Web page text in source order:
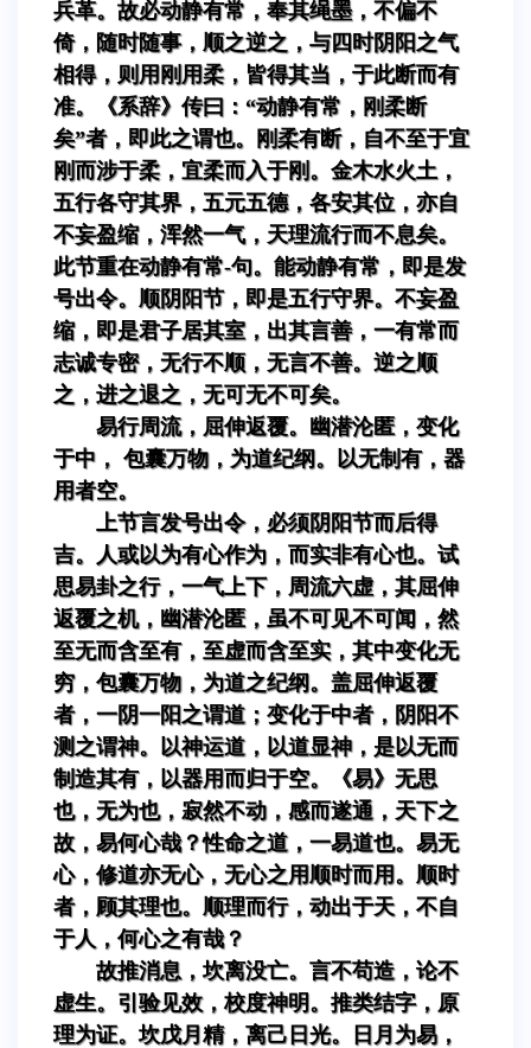
兵革。故必动静有常，奉其绳墨，不偏不
倚，随时随事，顺之逆之，与四时阴阳之气
相得，则用刚用柔，皆得其当，于此断而有
准。《系辞》传曰：“动静有常，刚柔断
矣”者，即此之谓也。刚柔有断，自不至于宜
刚而涉于柔，宜柔而入于刚。金木水火土，
五行各守其界，五元五德，各安其位，亦自
不妄盈缩，浑然一气，天理流行而不息矣。
此节重在动静有常-句。能动静有常，即是发
号出令。顺阴阳节，即是五行守界。不妄盈
缩，即是君子居其室，出其言善，一有常而
志诚专密，无行不顺，无言不善。逆之顺
之，进之退之，无可无不可矣。
易行周流，屈伸返覆。幽潜沦匿，变化
于中， 包囊万物，为道纪纲。以无制有，器
用者空。
上节言发号出令，必须阴阳节而后得
吉。人或以为有心作为，而实非有心也。试
思易卦之行，一气上下，周流六虚，其屈伸
返覆之机，幽潜沦匿，虽不可见不可闻，然
至无而含至有，至虚而含至实，其中变化无
穷，包囊万物，为道之纪纲。盖屈伸返覆
者，一阴一阳之谓道；变化于中者，阴阳不
测之谓神。以神运道，以道显神，是以无而
制造其有，以器用而归于空。《易》无思
也，无为也，寂然不动，感而遂通，天下之
故，易何心哉？性命之道，一易道也。易无
心，修道亦无心，无心之用顺时而用。顺时
者，顾其理也。顺理而行，动出于天，不自
于人，何心之有哉？
故推消息，坎离没亡。言不苟造，论不
虚生。引验见效，校度神明。推类结字，原
理为证。坎戊月精，离己日光。日月为易，